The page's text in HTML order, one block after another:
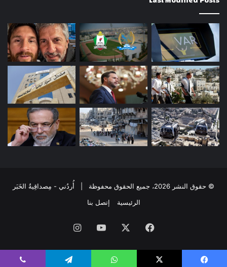
© حقوق النشر 2026، جميع الحقوق محفوظة | أُردُني - مِصداقِيةُ الخَبَر
الرئيسية
إتصل بنا
فيسبوك ‫YouTube